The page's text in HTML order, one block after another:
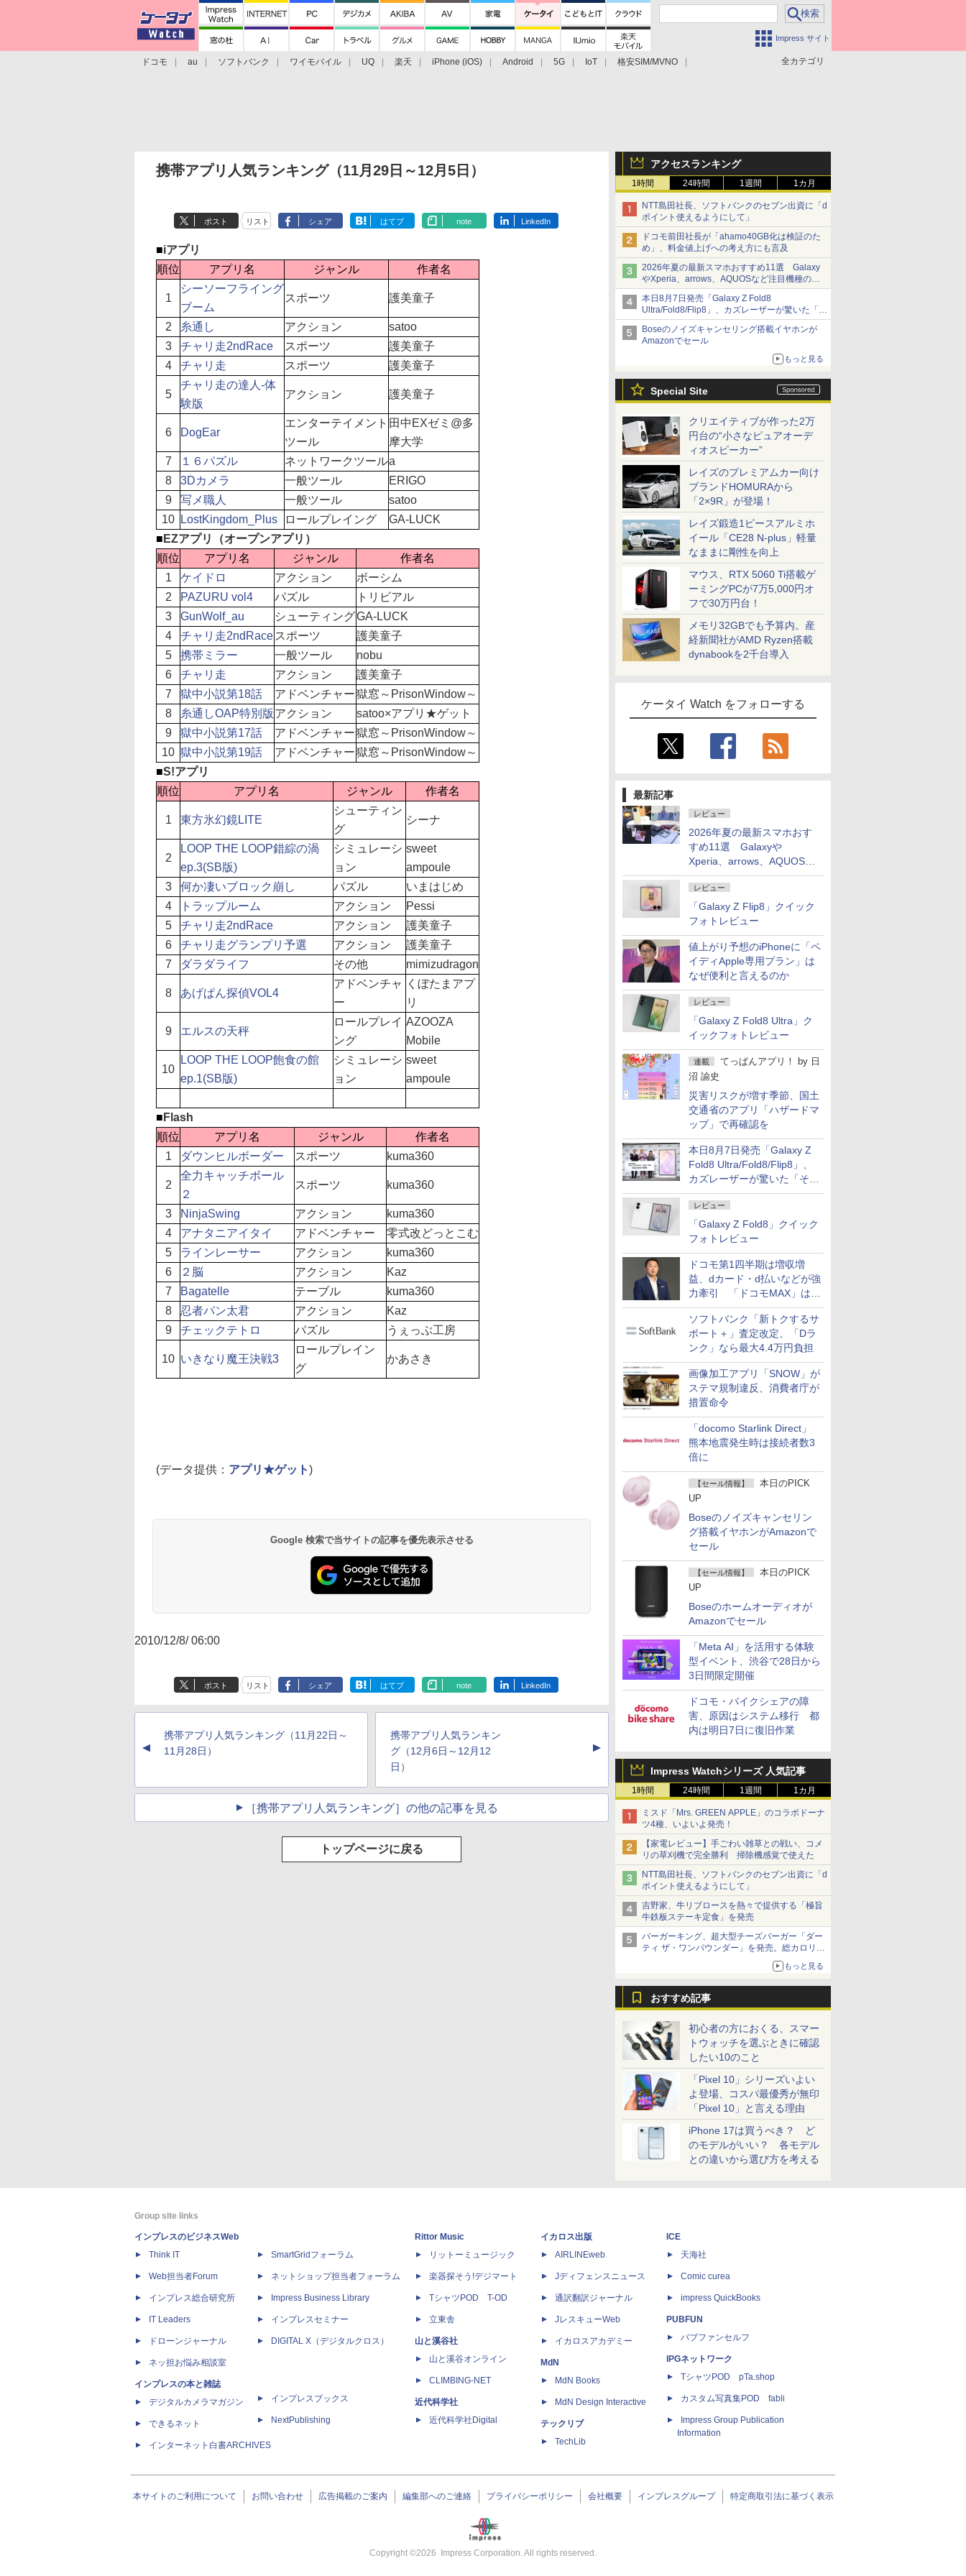
Impress サイト
全カテゴリ
ドコモ au ソフトバンク ワイモバイル UQ 楽天 iPhone (iOS) Android 5G IoT
格安SIM/MVNO
アクセスランキング
1時間 24時間 1週間 1カ月
NTT島田社長、ソフトバンクのセブン出資に「d
ポイント使えるようにして」
ドコモ前田社長が「ahamo40GB化は検証のた
め」、料金値上げへの考え方にも言及
2026年夏の最新スマホおすすめ11選 Galaxy
やXperia、arrows、AQUOSなど注目機種の特
徴は
本日8月7日発売「Galaxy Z Fold8
Ultra/Fold8/Flip8」、カズレーザーが驚いた「そ
ば屋のメニュー並みの薄さ」
Boseのノイズキャンセリング搭載イヤホンが
Amazonでセール
もっと見る
Special Site
クリエイティブが作った2万
円台の“小さなピュアオーデ
ィオスピーカー”
レイズのプレミアムカー向け
ブランドHOMURAから
「2×9R」が登場！
レイズ鍛造1ピースアルミホ
イール「CE28 N-plus」軽量
なままに剛性を向上
マウス、RTX 5060 Ti搭載ゲ
ーミングPCが7万5,000円オ
フで30万円台！
メモリ32GBでも予算内。産
経新聞社がAMD Ryzen搭載
dynabookを2千台導入
ケータイ Watch をフォローする
最新記事
レビュー
2026年夏の最新スマホおす
すめ11選 Galaxyや
Xperia、arrows、AQUOSな
ど注目機種の特徴は
レビュー
「Galaxy Z Flip8」クイック
フォトレビュー
値上がり予想のiPhoneに「ペ
イディApple専用プラン」は
なぜ便利と言えるのか
レビュー
「Galaxy Z Fold8 Ultra」ク
イックフォトレビュー
連載 てっぱんアプリ！ by 日
沼 諭史
災害リスクが増す季節、国土
交通省のアプリ「ハザードマ
ップ」で再確認を
本日8月7日発売「Galaxy Z
Fold8 Ultra/Fold8/Flip8」、
カズレーザーが驚いた「そば
屋のメニュー並みの薄さ」
レビュー
「Galaxy Z Fold8」クイック
フォトレビュー
ドコモ第1四半期は増収増
益、dカード・d払いなどが強
力牽引 「ドコモMAX」は
400万契約突破
ソフトバンク「新トクするサ
ポート＋」査定改定、「Dラ
ンク」なら最大4.4万円負担
画像加工アプリ「SNOW」が
ステマ規制違反、消費者庁が
措置命令
「docomo Starlink Direct」
熊本地震発生時は接続者数3
倍に
【セール情報】
本日のPICK
UP
Boseのノイズキャンセリン
グ搭載イヤホンがAmazonで
セール
【セール情報】
本日のPICK
UP
Boseのホームオーディオが
Amazonでセール
「Meta AI」を活用する体験
型イベント、渋谷で28日から
3日間限定開催
ドコモ・バイクシェアの障
害、原因はシステム移行 都
内は明日7日に復旧作業
Impress Watchシリーズ 人気記事
1時間 24時間 1週間 1カ月
ミスド「Mrs. GREEN APPLE」のコラボドーナ
ツ4種、いよいよ発売！
【家電レビュー】手ごわい雑草との戦い、コメ
リの草刈機で完全勝利 掃除機感覚で使えた
NTT島田社長、ソフトバンクのセブン出資に「d
ポイント使えるようにして」
吉野家、牛リブロースを熱々で提供する「極旨
牛鉄板ステーキ定食」を発売
バーガーキング、超大型チーズバーガー「ダー
ティ ザ・ワンパウンダー」を発売。総カロリー
もっと見る
おすすめ記事
初心者の方におくる、スマー
トウォッチを選ぶときに確認
したい10のこと
「Pixel 10」シリーズいよい
よ登場、コスパ最優秀が無印
「Pixel 10」と言える理由
iPhone 17は買うべき？ ど
のモデルがいい？ 各モデル
との違いから選び方を考える
携帯アプリ人気ランキング（11月29日～12月5日）
ポスト リスト シェア はてブ note LinkedIn
■iアプリ
順位
アプリ名 ジャンル 作者名
1
シーソーフライング
ブーム
スポーツ 護美童子
2 糸通し アクション
satoo
3
チャリ走2ndRace スポーツ
護美童子
4
チャリ走 スポーツ 護美童子
5
チャリ走の達人-体
験版
アクション 護美童子
6 DogEar
エンターテイメント
ツール
田中EXゼミ@多
摩大学
7
１６パズル ネットワークツールa
8
3Dカメラ 一般ツール
ERIGO
9
写メ職人 一般ツール
satoo
10
LostKingdom_Plus ロールプレイング
GA-LUCK
■ EZアプリ（オープンアプリ）
順位
アプリ名 ジャンル
作者名
1
ケイドロ アクション
ボーシム
2
PAZURU vol4 パズル
トリビアル
3
GunWolf_au シューティングGA-LUCK
4
チャリ走2ndRace スポーツ
護美童子
5
携帯ミラー 一般ツール
nobu
6
チャリ走 アクション
護美童子
7
獄中小説第18話 アドベンチャー獄窓～PrisonWindow～
8
糸通しOAP特別版 アクション
satoo×アプリ★ゲット
9
獄中小説第17話 アドベンチャー獄窓～PrisonWindow～
10 獄中小説第19話 アドベンチャー獄窓～PrisonWindow～
■S!アプリ
順位
アプリ名 ジャンル 作者名
1 東方氷幻鏡LITE
シューティン
グ
シーナ
2
LOOP THE LOOP錯綜の渦
ep.3(SB版)
シミュレーシ
ョン
sweet
ampoule
3
何か凄いブロック崩し パズル
いまはじめ
4
トラップルーム アクション
Pessi
5
チャリ走2ndRace アクション
護美童子
6
チャリ走グランプリ予選 アクション
護美童子
7
ダラダライフ その他 mimizudragon
8 あげぱん探偵VOL4
アドベンチャ
ー
くぼたまアプ
リ
9 エルスの天秤
ロールプレイ
ング
AZOOZA
Mobile
10
LOOP THE LOOP飽食の館
ep.1(SB版)
シミュレーシ
ョン
sweet
ampoule
■ Flash
順位
アプリ名 ジャンル
作者名
1
ダウンヒルボーダー スポーツ kuma360
2
全力キャッチボール
２
スポーツ kuma360
3 NinjaSwing アクション
kuma360
4
アナタニアイタイ アドベンチャー
零式改どっとこむ
5
ラインレーサー アクション
kuma360
6
２脳 アクション
Kaz
7
Bagatelle テーブル
kuma360
8
忍者パン太君 アクション
Kaz
9
チェックテトロ パズル うぇっぶ工房
10 いきなり魔王決戦3
ロールプレイン
グ
かあさき
(データ提供： アプリ★ゲット)
Google 検索で当サイトの記事を優先表示させる
2010/12/8/ 06:00
ポスト リスト シェア はてブ note LinkedIn
▲
携帯アプリ人気ランキング（11月22日～
11月28日）
携帯アプリ人気ランキン
グ（12月6日～12月12
日）
▲
［携帯アプリ人気ランキング］の他の記事を見る
トップページに戻る
Group site links
インプレスのビジネスWeb
Think IT
Web担当者Forum
インプレス総合研究所
IT Leaders
ドローンジャーナル
ネッ担お悩み相談室
インプレスの本と雑誌
デジタルカメラマガジン
できるネット
インターネット白書ARCHIVES
SmartGridフォーラム
ネットショップ担当者フォーラム
Impress Business Library
インプレスセミナー
DIGITAL X（デジタルクロス）
インプレスブックス
NextPublishing
Rittor Music
リットーミュージック
楽器探そう!デジマート
TシャツPOD T-OD
立東舎
山と溪谷社
山と溪谷オンライン
CLIMBING-NET
近代科学社
近代科学社Digital
イカロス出版
AIRLINEweb
Jディフェンスニュース
通訳翻訳ジャーナル
JレスキューWeb
イカロスアカデミー
MdN
MdN Books
MdN Design Interactive
テックリブ
TechLib
ICE
天海社
Comic curea
impress QuickBooks
PUBFUN
パブファンセルフ
IPGネットワーク
TシャツPOD pTa.shop
カスタム写真集POD fabli
Impress Group Publication
Information
本サイトのご利用について お問い合わせ 広告掲載のご案内 編集部へのご連絡 プライバシーポリシー 会社概要 インプレスグループ 特定商取引法に基づく表示
Copyright ©2026 Impress Corporation. All rights reserved.